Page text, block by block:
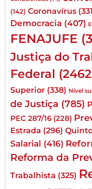
(142) Coronavírus
Democracia (407)
FENAJUFE
Justiça do
Federal
Superior (338) Nível
de Justiça (785)
PEC 287/16 (228)
Estrada (296)
Salarial (416)
Reforma da
Trabalhista (325)